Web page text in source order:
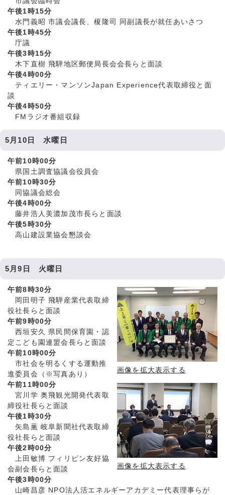
午後1時15分
水門義昭 市議会議長、榎隆司 同副議長が就任あいさつ
午後1時45分
庁議
午後3時15分
木下直樹 飛騨地区郵便局長会会長らと面談
午後4時00分
ティエリー・マンソンJapan Experience代表取締役と面
談
午後4時50分
FMラジオ番組収録
5月10日 水曜日
午前10時00分
県国土調査協議会役員会
午前10時30分
同協議会総会
午後4時00分
藤井浩人美濃加茂市長らと面談
午後5時30分
高山建設業協会懇談会
5月9日 火曜日
画像を拡大表示する
画像を拡大表示する
午前8時30分
岡田明子 飛騨産業代表取締
役社長らと面談
午前9時00分
西垣安久 県民間保育園・認
定こども園連盟会長らと面談
午前10時00分
市社会を明るくする運動推
進委員会（※写真あり）
午前11時00分
宮川学 奥飛観光開発代表取
締役社長らと面談
午後1時30分
矢島薫 岐阜新聞社代表取締
役社長らと面談
午後2時00分
上田敏博 フィリピン友好協
会副会長らと面談
午後3時00分
山崎昌彦 NPO法人活エネルギーアカデミー代表理事らが